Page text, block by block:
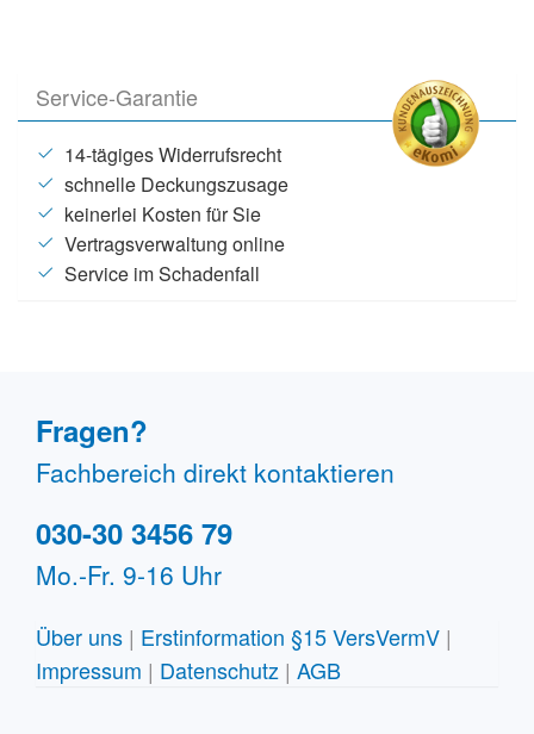
Service-Garantie
14-tägiges Widerrufsrecht
schnelle Deckungszusage
keinerlei Kosten für Sie
Vertragsverwaltung online
Service im Schadenfall
Fragen?
Fachbereich direkt kontaktieren
030-30 3456 79
Mo.-Fr. 9-16 Uhr
Über uns | Erstinformation §15 VersVermV |
Impressum | Datenschutz | AGB